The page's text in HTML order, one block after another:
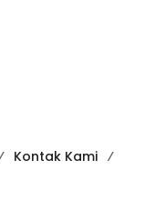
Kontak Kami